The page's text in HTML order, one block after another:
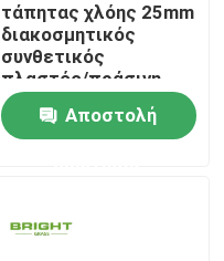
τάπητας χλόης 25mm
διακοσμητικός
συνθετικός
πλαστός/πράσινη
τεχνητή χλόη
60*120cm
σκαλοπατιών
Αποστολή